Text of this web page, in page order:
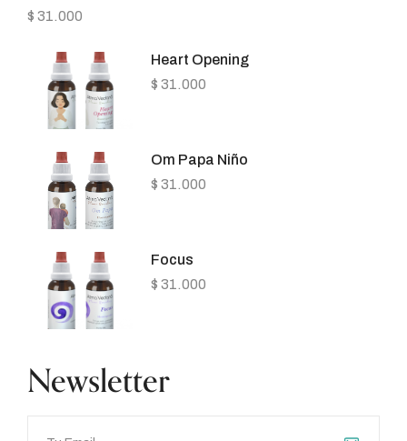
$ 31.000
Heart Opening
$ 31.000
Om Papa Niño
$ 31.000
Focus
$ 31.000
Newsletter